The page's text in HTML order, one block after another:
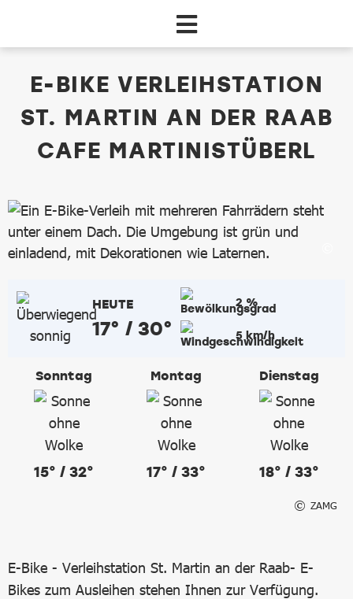
E-BIKE VERLEIHSTATION
ST. MARTIN AN DER RAAB
CAFE MARTINISTÜBERL
HEUTE
17° / 30°
2 %
5 km/h
Sonntag
15° / 32°
Montag
17° / 33°
Dienstag
18° / 33°
ZAMG
E-Bike - Verleihstation St. Martin an der Raab- E-
Bikes zum Ausleihen stehen Ihnen zur Verfügung.